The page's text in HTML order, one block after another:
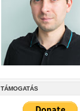
TÁMOGATÁS